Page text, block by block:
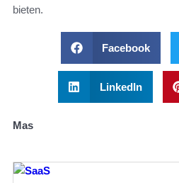
bieten.
Facebook
LinkedIn
Mas